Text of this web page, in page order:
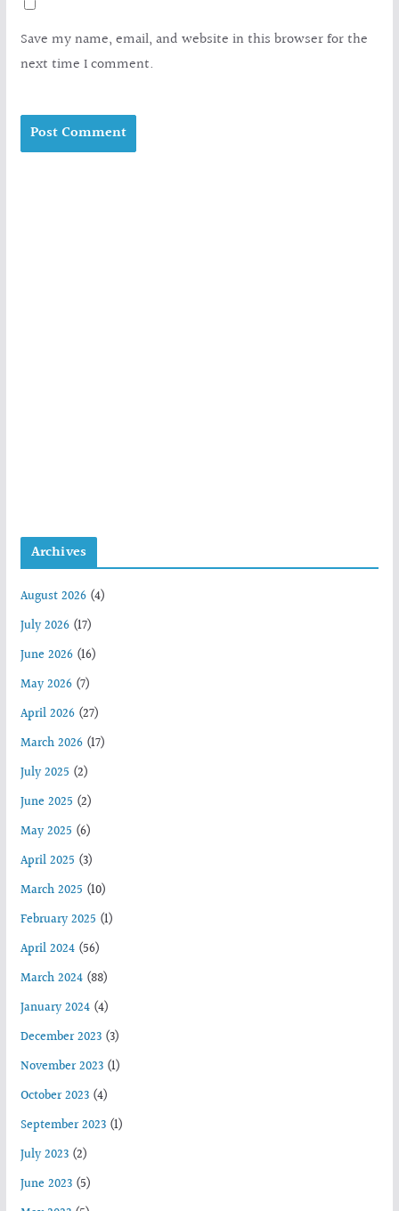
Save my name, email, and website in this browser for the
next time I comment.
Archives
August 2026(4)
July 2026(17)
June 2026(16)
May 2026(7)
April 2026(27)
March 2026(17)
July 2025 (2)
June 2025 (2)
May 2025 (6)
April 2025 (3)
March 2025 (10)
February 2025 (1)
April 2024(56)
March 2024(88)
January 2024(4)
December 2023(3)
November 2023(1)
October 2023(4)
September 2023(1)
July 2023(2)
June 2023(5)